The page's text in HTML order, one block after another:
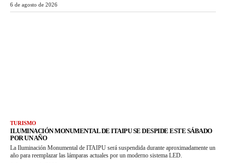
6 de agosto de 2026
TURISMO
ILUMINACIÓN MONUMENTAL DE ITAIPU SE DESPIDE ESTE SÁBADO
POR UN AÑO
La Iluminación Monumental de ITAIPU será suspendida durante aproximadamente un
año para reemplazar las lámparas actuales por un moderno sistema LED.